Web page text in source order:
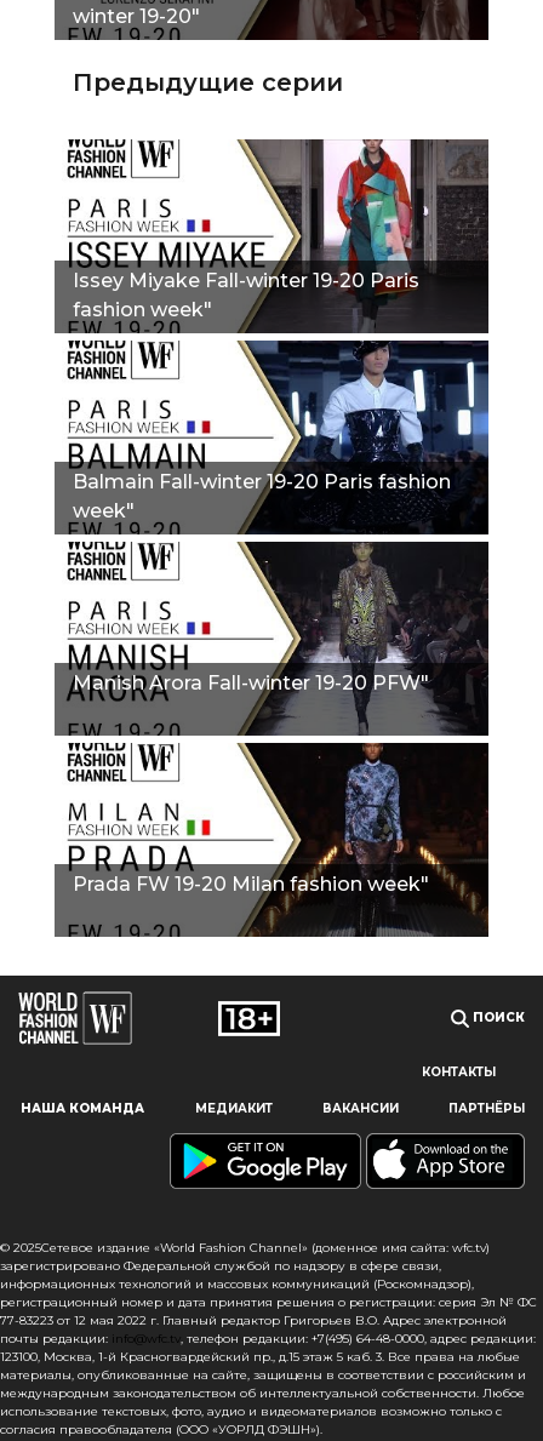
Наш сайт использует файлы cookie и похожие технологии,
пользователям, предоставляя персонализированную
информацию, запоминая предпочтения в области
сайта, вы подтверждаете свое согласие на использование
файлов cookie в соответствии с настоящим уведомлением
в отношении данного типа файлов. Если вы не согласны
с тем, чтобы мы использовали данный тип файлов,
то вы должны соответствующим образом установить
настройки вашего браузера или не использовать сайт wfc.tv
winter 19-20"
Предыдущие серии
Issey Miyake Fall-winter 19-20 Paris
fashion week"
Balmain Fall-winter 19-20 Paris fashion
week"
Manish Arora Fall-winter 19-20 PFW"
Prada FW 19-20 Milan fashion week"
ПОИСК
КОНТАКТЫ
НАША КОМАНДА МЕДИАКИТ ВАКАНСИИ ПАРТНЁРЫ
© 2025Сетевое издание «World Fashion Channel» (доменное имя сайта: wfc.tv)
зарегистрировано Федеральной службой по надзору в сфере связи,
информационных технологий и массовых коммуникаций (Роскомнадзор),
регистрационный номер и дата принятия решения о регистрации: серия Эл № ФС
77-83223 от 12 мая 2022 г. Главный редактор Григорьев В.О. Адрес электронной
почты редакции: info@wfc.tv, телефон редакции: +7(495) 64-48-0000, адрес редакции:
123100, Москва, 1-й Красногвардейский пр., д.15 этаж 5 каб. 3. Все права на любые
материалы, опубликованные на сайте, защищены в соответствии с российским и
международным законодательством об интеллектуальной собственности. Любое
использование текстовых, фото, аудио и видеоматериалов возможно только с
согласия правообладателя (ООО «УОРЛД ФЭШН»).